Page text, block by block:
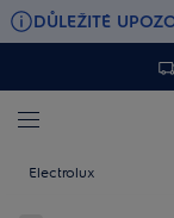
DŮLEŽITÉ
Electrolux